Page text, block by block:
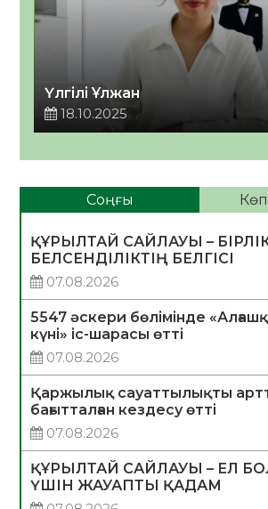
Үлгілі Ұлжан
18.10.2025
Соңғы
ҚҰРЫЛТАЙ САЙЛАУЫ –
БЕЛСЕНДІЛІКТІҢ БЕЛГІСІ
07.08.2026
5547 әскери бөлімінде
күні» іс-шарасы өтті
07.08.2026
Қаржылық сауаттылықты
бағытталған кездесу өтті
07.08.2026
ҚҰРЫЛТАЙ САЙЛАУЫ – ЕЛ
ҮШІН ЖАУАПТЫ ҚАДАМ